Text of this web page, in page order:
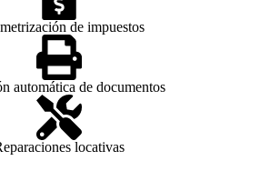
de impuestos
automática de documentos
locativas